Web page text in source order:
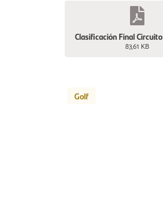
Clasificación Final
83,61 KB
Golf